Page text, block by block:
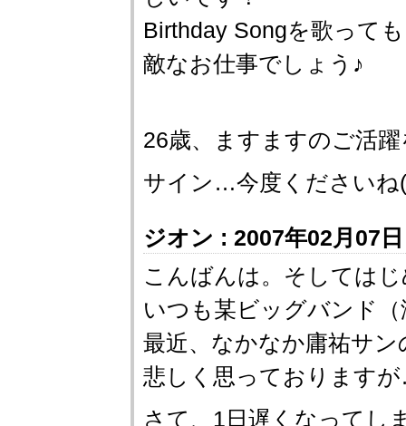
Birthday Songを歌って
敵なお仕事でしょう♪
26歳、ますますのご活
サイン…今度くださいね
ジオン : 2007年02月07
こんばんは。そしては
いつも某ビッグバンド
最近、なかなか庸祐サ
悲しく思っております
さて、1日遅くなってし